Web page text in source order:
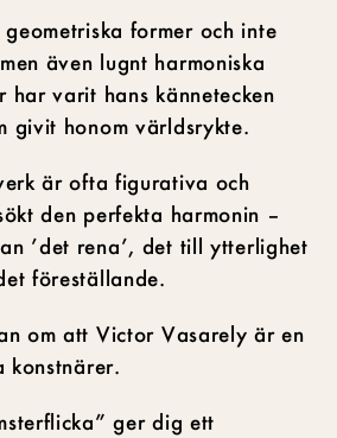
former och inte
även lugnt harmoniska
har varit hans kännetecken
givit honom världsrykte.
är ofta figurativa och
den perfekta harmonin –
’det rena’, det till ytterlighet
föreställande.
om att Victor Vasarely är en
konstnärer.
ger dig ett